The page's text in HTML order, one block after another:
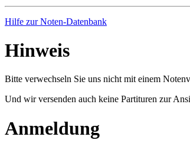
Hilfe zur Noten-Datenbank
Hinweis
Bitte verwechseln Sie uns nicht mit einem
Und wir versenden auch keine Partituren zur
Anmeldung